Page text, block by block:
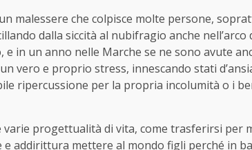
malessere che colpisce molte persone,
dalla siccità al nubifragio anche nell’arco
in un anno nelle Marche se ne sono avute
vero e proprio stress, innescando stati
ripercussione per la propria incolumità o i
varie progettualità di vita, come trasferirsi per
addirittura mettere al mondo figli perché in